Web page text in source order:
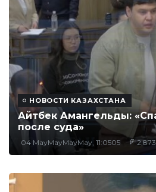
НОВОСТИ КАЗАХСТАНА
Айтбек Амангельды:
после суда»
04 MayMayMayMay, 11:0505